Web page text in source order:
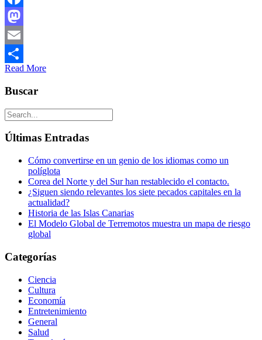
Facebook
Mastodon
Email
Compartir
Read More
Buscar
Últimas Entradas
Cómo convertirse en un genio de los idiomas como un
políglota
Corea del Norte y del Sur han restablecido el contacto.
¿Siguen siendo relevantes los siete pecados capitales en la
actualidad?
Historia de las Islas Canarias
El Modelo Global de Terremotos muestra un mapa de riesgo
global
Categorías
Ciencia
Cultura
Economía
Entretenimiento
General
Salud